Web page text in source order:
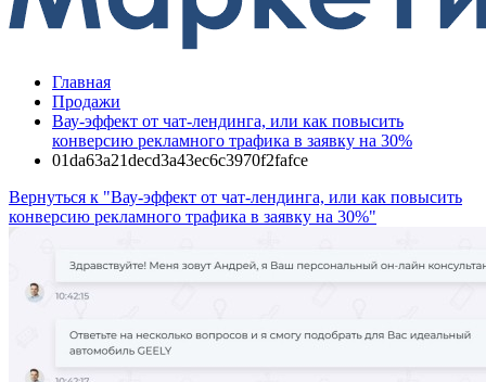
Главная
Продажи
Вау-эффект от чат-лендинга, или как повысить
конверсию рекламного трафика в заявку на 30%
01da63a21decd3a43ec6c3970f2fafce
Вернуться к "Вау-эффект от чат-лендинга, или как повысить
конверсию рекламного трафика в заявку на 30%"